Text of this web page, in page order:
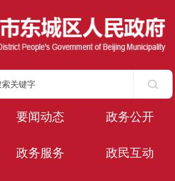
要闻动态 政务公开
政务服务 政民互动